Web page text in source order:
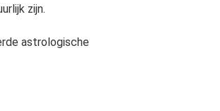
zijn.
astrologische